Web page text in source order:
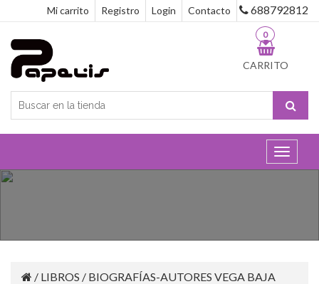
Mi carrito Registro Login Contacto 688792812
CARRITO
0
Toggle
/ LIBROS / BIOGRAFÍAS-AUTORES VEGA BAJA